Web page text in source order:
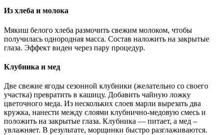
Из хлеба и молока
Мякиш белого хлеба размочить свежим молоком, чтобы
получилась однородная масса. Состав наложить на закрытые
глаза. Эффект виден через пару процедур.
Клубника и мед
Две свежие ягоды сезонной клубники (желательно со своего
участка) превратить в кашицу. Добавить чайную ложку
цветочного меда. Из нескольких слоев марли вырезать два
кружка, нанести между слоями клубнично-медовую смесь и
положить на закрытые глаза. Клубника — питает, а мед –
увлажняет. В результате, морщинки быстро разглаживаются.